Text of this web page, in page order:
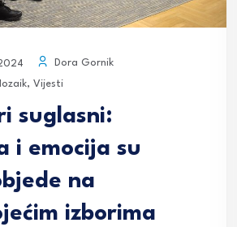
Dora Gornik
, Vijesti
suglasni:
i emocija su
na
izborima